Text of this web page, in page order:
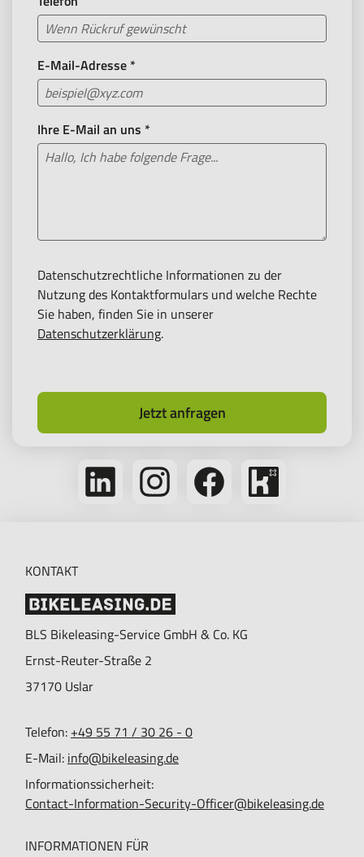
E-Mail-Adresse *
Ihre E-Mail an uns *
Datenschutzrechtliche Informationen zu der
Nutzung des Kontaktformulars und welche Rechte
Sie haben, finden Sie in unserer
Datenschutzerklärung.
Jetzt anfragen
Folge
uns
Folge
uns
Folge
uns
Bikeleasing
auf
KONTAKT
BLS Bikeleasing-Service GmbH & Co. KG
Ernst-Reuter-Straße 2
37170 Uslar
Telefon: +49 55 71 / 30 26 - 0
E-Mail: info@bikeleasing.de
Informationssicherheit:
Contact-Information-Security-Officer@bikeleasing.de
INFORMATIONEN FÜR